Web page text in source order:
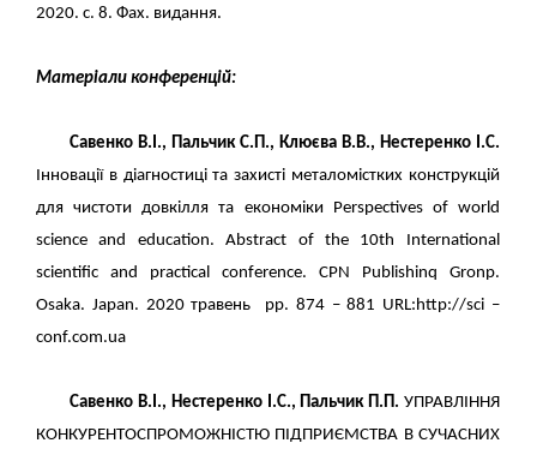
2020. с. 8. Фах. видання.
Матеріали конференцій:
Савенко В.І., Пальчик С.П., Клюєва В.В., Нестеренко І.С.
Інновації в діагностиці та захисті металомістких конструкцій
для чистоти довкілля та економіки Perspectives of world
science and education. Abstract of the 10th International
scientific and practical conference. CPN Publishinq Gronp.
Osaka. Japan. 2020 травень pp. 874 – 881 URL:http://sci –
conf.com.ua
Савенко В.І., Нестеренко І.С., Пальчик П.П. УПРАВЛІННЯ
КОНКУРЕНТОСПРОМОЖНІСТЮ ПІДПРИЄМСТВА В СУЧАСНИХ